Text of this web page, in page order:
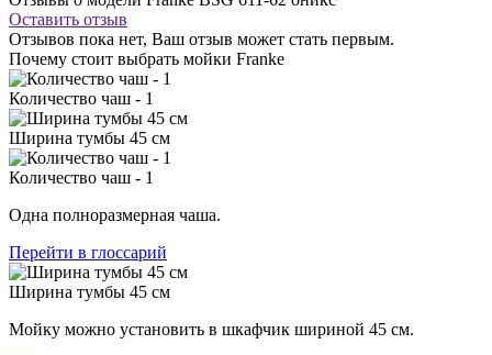
Оставить отзыв
Отзывов пока нет, Ваш отзыв может стать первым.
Почему стоит выбрать мойки Franke
Количество чаш - 1
Ширина тумбы 45 см
Количество чаш - 1
Одна полноразмерная чаша.
Перейти в глоссарий
Ширина тумбы 45 см
Мойку можно установить в шкафчик шириной 45 см.